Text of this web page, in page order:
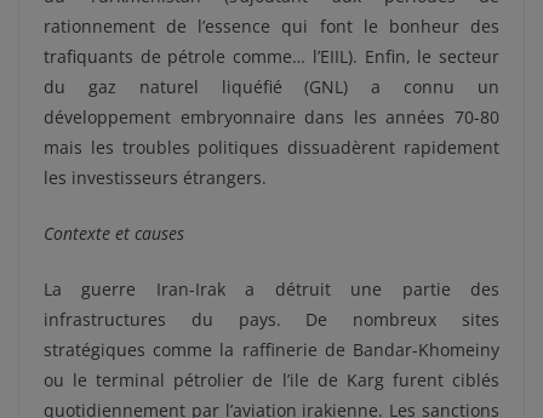
rationnement de l’essence qui font le bonheur des
trafiquants de pétrole comme… l’EIIL). Enfin, le secteur
du gaz naturel liquéfié (GNL) a connu un
développement embryonnaire dans les années 70-80
mais les troubles politiques dissuadèrent rapidement
les investisseurs étrangers.
Contexte et causes
La guerre Iran-Irak a détruit une partie des
infrastructures du pays. De nombreux sites
stratégiques comme la raffinerie de Bandar-Khomeiny
ou le terminal pétrolier de l’ile de Karg furent ciblés
quotidiennement par l’aviation irakienne. Les sanctions